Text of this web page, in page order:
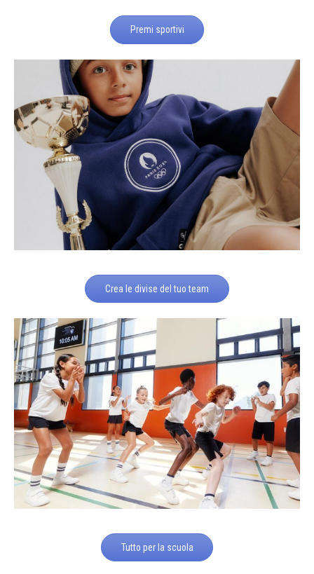
Premi sportivi
Crea le divise del tuo team
Tutto per la scuola